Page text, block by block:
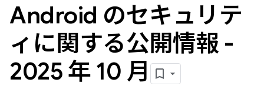
Android のセキュリテ
ィに関する公開情報 -
2025 年 10 月